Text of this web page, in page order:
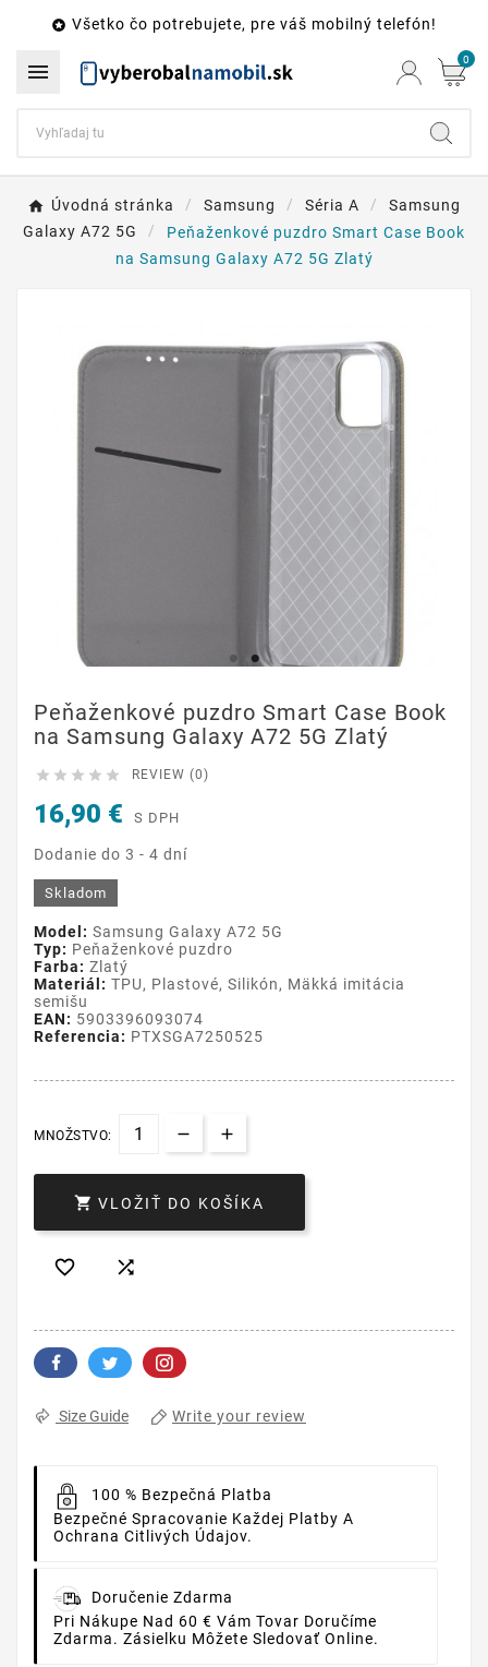
 Všetko čo potrebujete, pre váš mobilný telefón!
 0
Úvodná stránka Samsung Séria A
Samsung
Galaxy A72 5G
Peňaženkové puzdro Smart Case Book
na Samsung Galaxy A72 5G Zlatý
Peňaženkové puzdro Smart Case Book
na Samsung Galaxy A72 5G Zlatý
     REVIEW (0)
16,90 € S DPH
Dodanie do 3 - 4 dní
Skladom
Model: Samsung Galaxy A72 5G
Typ: Peňaženkové puzdro
Farba: Zlatý
Materiál: TPU, Plastové, Silikón, Mäkká imitácia
semišu
EAN: 5903396093074
Referencia: PTXSGA7250525
MNOŽSTVO:
 VLOŽIŤ DO KOŠÍKA
 
Size Guide Write your review
100 % Bezpečná Platba
Bezpečné Spracovanie Každej Platby A
Ochrana Citlivých Údajov.
Doručenie Zdarma
Pri Nákupe Nad 60 € Vám Tovar Doručíme
Zdarma. Zásielku Môžete Sledovať Online.